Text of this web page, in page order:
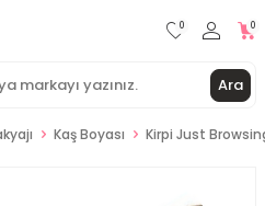
Ara
0 0
Kaş Boyası Kirpi Just